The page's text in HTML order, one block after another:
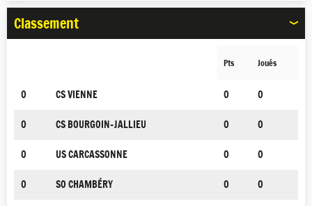
Classement
Pts Joués
0 CS VIENNE 0 0
0 CS BOURGOIN-JALLIEU 0 0
0 US CARCASSONNE 0 0
0 SO CHAMBÉRY 0 0